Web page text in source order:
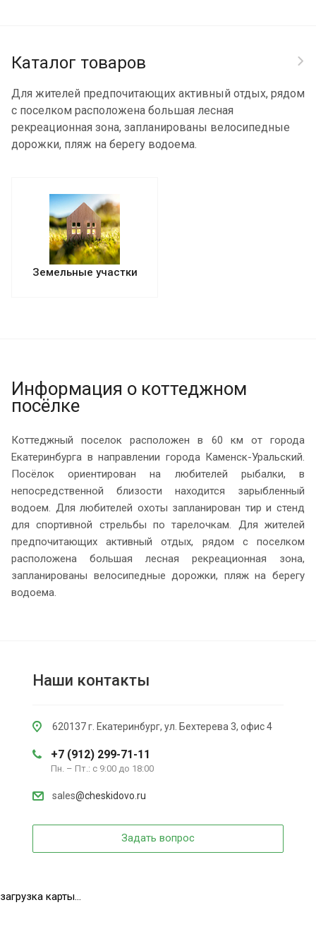
Каталог товаров
Для жителей предпочитающих активный отдых, рядом
с поселком расположена большая лесная
рекреационная зона, запланированы велосипедные
дорожки, пляж на берегу водоема.
Земельные участки
Информация о коттеджном
посёлке
Коттеджный поселок расположен в 60 км от города
Екатеринбурга в направлении города Каменск-Уральский.
Посёлок ориентирован на любителей рыбалки, в
непосредственной близости находится зарыбленный
водоем. Для любителей охоты запланирован тир и стенд
для спортивной стрельбы по тарелочкам. Для жителей
предпочитающих активный отдых, рядом с поселком
расположена большая лесная рекреационная зона,
запланированы велосипедные дорожки, пляж на берегу
водоема.
Наши контакты
620137 г. Екатеринбург, ул. Бехтерева 3, офис 4
+7 (912) 299-71-11
Пн. – Пт.: с 9:00 до 18:00
sales@cheskidovo.ru
Задать вопрос
загрузка карты...